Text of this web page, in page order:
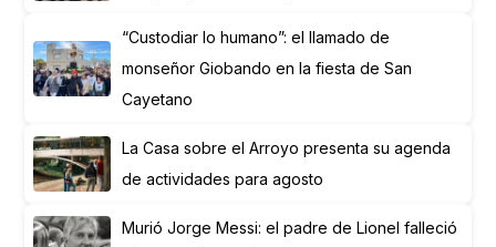
“Custodiar lo humano”: el llamado de
monseñor Giobando en la fiesta de San
Cayetano
La Casa sobre el Arroyo presenta su agenda
de actividades para agosto
Murió Jorge Messi: el padre de Lionel falleció